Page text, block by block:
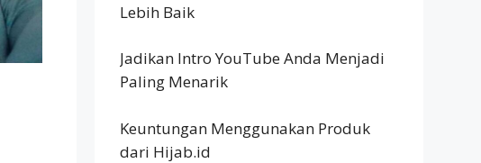
Lebih Baik
Jadikan Intro YouTube Anda Menjadi
Paling Menarik
Keuntungan Menggunakan Produk
dari Hijab.id